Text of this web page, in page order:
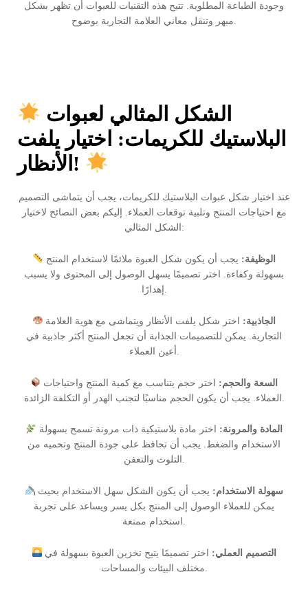
وجودة الطباعة المطلوبة. تتيح هذه التقنيات للعبوات أن تظهر بشكل
مبهر وتنقل معاني العلامة التجارية بوضوح.
البلاستيك للكريمات: اختيار يلفت
الأنظار!
عند اختيار شكل عبوات البلاستيك للكريمات، يجب أن يتماشى التصميم
مع احتياجات المنتج وتلبية توقعات العملاء. إليكم بعض النصائح لاختيار
الشكل المثالي:
الوظيفة: يجب أن يكون شكل العبوة ملائمًا لاستخدام المنتج
بسهولة وكفاءة. اختر تصميمًا يسهل الوصول إلى المحتوى ولا يسبب
إهدارًا.
الجاذبية: اختر شكل يلفت الأنظار ويتماشى مع هوية العلامة
التجارية. يمكن للتصميمات الجذابة أن تجعل المنتج أكثر جاذبية في
السعة والحجم: اختر حجم يتناسب مع كمية المنتج واحتياجات
المادة والمرونة: اختر مادة بلاستيكية ذات مرونة تسمح بسهولة
الاستخدام والضغط. يجب أن تحافظ على جودة المنتج وتحميه من
التلوث والتعفن.
سهولة الاستخدام: يجب أن يكون الشكل سهل الاستخدام بحيث
يمكن للعملاء الوصول إلى المنتج بكل يسر ويساعد على تجربة
استخدام ممتعة.
التصميم العملي: اختر تصميمًا يتيح تخزين العبوة بسهولة في
مختلف البيئات والمساحات.